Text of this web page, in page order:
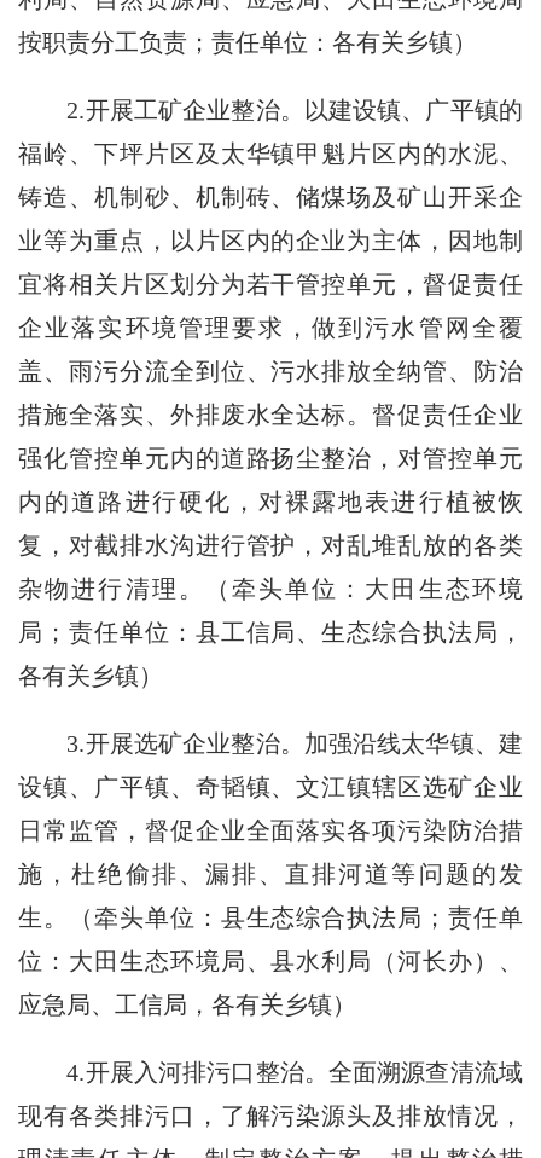
按职责分工负责；责任单位：各有关乡镇）
2.开展工矿企业整治。以建设镇、广平镇的
福岭、下坪片区及太华镇甲魁片区内的水泥、
铸造、机制砂、机制砖、储煤场及矿山开采企
业等为重点，以片区内的企业为主体，因地制
宜将相关片区划分为若干管控单元，督促责任
企业落实环境管理要求，做到污水管网全覆
盖、雨污分流全到位、污水排放全纳管、防治
措施全落实、外排废水全达标。督促责任企业
强化管控单元内的道路扬尘整治，对管控单元
内的道路进行硬化，对裸露地表进行植被恢
复，对截排水沟进行管护，对乱堆乱放的各类
杂物进行清理。（牵头单位：大田生态环境
局；责任单位：县工信局、生态综合执法局，
各有关乡镇）
3.开展选矿企业整治。加强沿线太华镇、建
设镇、广平镇、奇韬镇、文江镇辖区选矿企业
日常监管，督促企业全面落实各项污染防治措
施，杜绝偷排、漏排、直排河道等问题的发
生。（牵头单位：县生态综合执法局；责任单
位：大田生态环境局、县水利局（河长办）、
应急局、工信局，各有关乡镇）
4.开展入河排污口整治。全面溯源查清流域
现有各类排污口，了解污染源头及排放情况，